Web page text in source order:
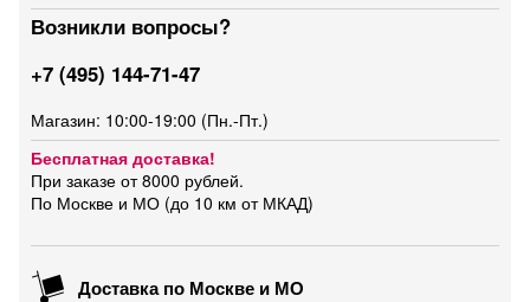
Возникли вопросы?
+7 (495) 144-71-47
Магазин: 10:00-19:00 (Пн.-Пт.)
Бесплатная доставка!
При заказе от 8000 рублей.
По Москве и МО (до 10 км от МКАД)
Доставка по Москве и МО